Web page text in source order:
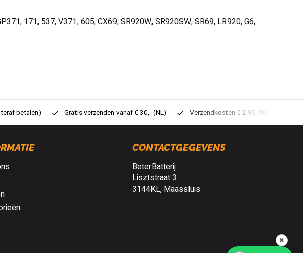
171, 537, V371, 605, CX69, SR920W, SR920SW, SR69, LR920, G6,
betalen) Gratis verzenden vanaf € 30,- (NL) Verzendkosten € 2,95 (NL)
CONTACTGEGEVENS
BeterBatterij
Lisztstraat 3
3144KL, Maassluis
✖